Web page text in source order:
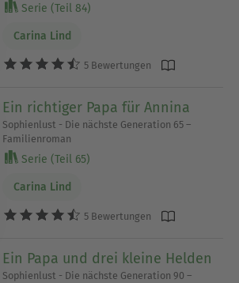
Serie (Teil 84)
Carina Lind
5 Bewertungen
Ein richtiger Papa für Annina
Sophienlust - Die nächste Generation 65 –
Familienroman
Serie (Teil 65)
Carina Lind
5 Bewertungen
Ein Papa und drei kleine Helden
Sophienlust - Die nächste Generation 90 –